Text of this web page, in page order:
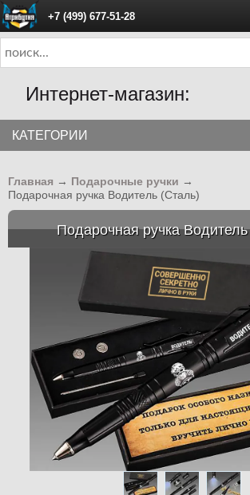
+7 (499) 677-51-28
ПН - ПТ с 10:00 до 18:00
Интернет-магазин:
КАТЕГОРИИ
Главная → Подарочные ручки →
Подарочная ручка Водитель (Сталь)
Подарочная ручка